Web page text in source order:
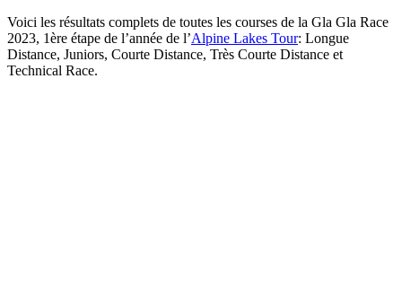
Voici les résultats complets de toutes les courses de la Gla Gla Race
2023, 1ère étape de l’année de l’Alpine Lakes Tour: Longue
Distance, Juniors, Courte Distance, Très Courte Distance et
Technical Race.